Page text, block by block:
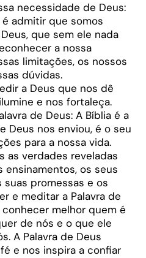
necessidade de Deus:
admitir que somos
que sem ele nada
a nossa
limitações, os nossos
dúvidas.
a Deus que nos dê
e nos fortaleça.
de Deus: A Bíblia é a
Deus nos enviou, é o seu
para a nossa vida.
as verdades reveladas
ensinamentos, os seus
suas promessas e os
e meditar a Palavra de
conhecer melhor quem é
de nós e o que ele
A Palavra de Deus
e nos inspira a confiar